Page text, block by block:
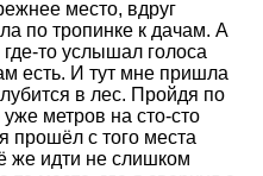
место, вдруг
по тропинке к дачам. А
то услышал голоса
есть. И тут мне пришла
в лес. Пройдя по
метров на сто-сто
прошёл с того места
же идти не слишком